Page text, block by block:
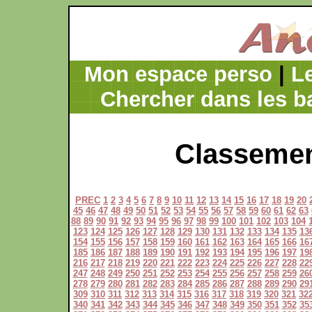
Mon espace perso
Chercher dans les
PREC 1 2 3 4 5 6 7 8 9 10 11 12 13 14 15 16 17 18 19 20
45 46 47 48 49 50 51 52 53 54 55 56 57 58 59 60 61 62 63
88 89 90 91 92 93 94 95 96 97 98 99 100 101 102 103 104
123 124 125 126 127 128 129 130 131 132 133 134 135
154 155 156 157 158 159 160 161 162 163 164 165 166
185 186 187 188 189 190 191 192 193 194 195 196 197
216 217 218 219 220 221 222 223 224 225 226 227 228
247 248 249 250 251 252 253 254 255 256 257 258 259
278 279 280 281 282 283 284 285 286 287 288 289 290
309 310 311 312 313 314 315 316 317 318 319 320 321
340 341 342 343 344 345 346 347 348 349 350 351 352